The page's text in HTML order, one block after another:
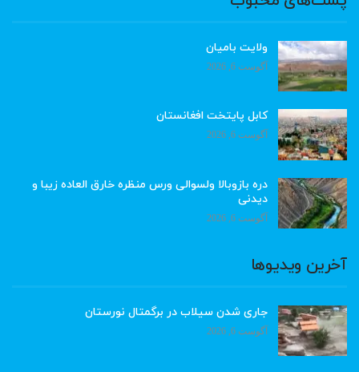
ولایت بامیان
آگوست 6, 2026
کابل پایتخت افغانستان
آگوست 6, 2026
دره بازوبالا ولسوالی ورس منظره خارق العاده زیبا و
دیدنی
آگوست 6, 2026
آخرین ویدیوها
جاری شدن سیلاب در برگمتال نورستان
آگوست 6, 2026